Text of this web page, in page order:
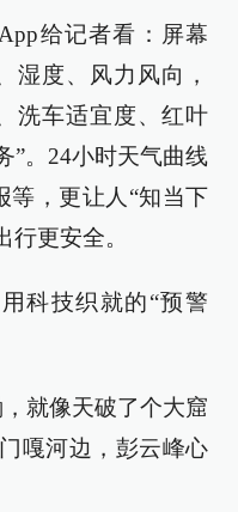
给记者看：屏幕
湿度、风力风向，
洗车适宜度、红叶
”。24小时天气曲线
等，更让人“知当下
更安全。
科技织就的“预警
就像天破了个大窟
嘎河边，彭云峰心